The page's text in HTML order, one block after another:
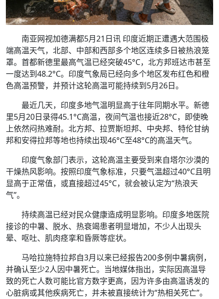
南亚网视加德满都5月21日讯 印度近期正遭遇大范围极
端高温天气，北部、中部和西部多个地区连续多日被热浪笼
罩。首都新德里最高气温已经突破45°C，北方邦班达市甚至
一度达到48.2°C。印度气象局已经向多个地区发布红色和橙
色高温预警，并预计这轮高温可能持续到5月26日。
最近几天，印度多地气温明显高于往年同期水平。新德
里5月20日录得45.1°C高温，夜间气温也接近28°C，即使晚
上依然闷热难耐。北方邦、拉贾斯坦邦、中央邦、特伦甘纳
邦和安得拉邦等地也持续出现46°C至48°C的高温天气。
印度气象部门表示，这轮高温主要受到来自塔尔沙漠的
干燥热风影响。按照印度气象标准，只要气温超过40°C且明
显高于正常值，或直接超过45°C，就会被认定为“热浪天
气”。
持续高温已经对民众健康造成明显影响。印度多地医院
接诊的中暑、脱水、热衰竭患者明显增加，不少人出现头
晕、呕吐、肌肉痉挛和昏厥等症状。
马哈拉施特拉邦自3月以来已经报告200多例中暑病例，
并确认至少2人因中暑死亡。当地媒体指出，实际因高温导
致的死亡人数可能比官方数字更高，因为许多由高温诱发的
心脏病或其他疾病死亡，并未被直接统计为“热相关死亡”。